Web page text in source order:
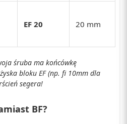
EF 20 20 mm
śruba ma końcówkę
bloku EF (np. fi 10mm dla
segera!
BF?